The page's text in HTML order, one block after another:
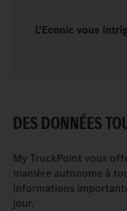
L'Econic vous
DES DONNÉES
My TruckPoint vous
manière autonome à
informations
jour.